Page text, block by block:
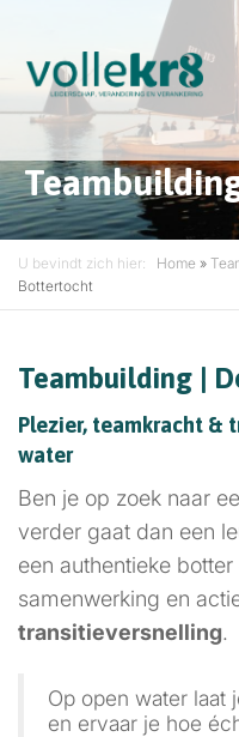
U bevindt zich hier: Home »
Bottertocht
Teambuilding |
Plezier, teamkracht &
water
Ben je op zoek naar
verder gaat dan een
een authentieke
samenwerking en
transitieversnelling.
Op open water laat
en ervaar je hoe